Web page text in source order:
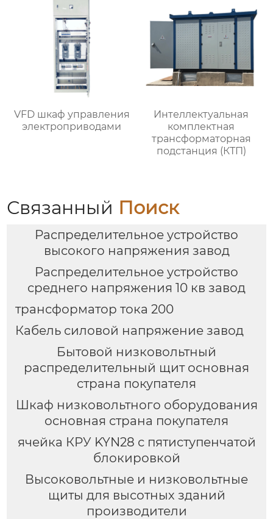
VFD шкаф управления
электроприводами
Интеллектуальная
комплектная
трансформаторная
подстанция (КТП)
Связанный Поиск
Распределительное устройство
высокого напряжения завод
Распределительное устройство
среднего напряжения 10 кв завод
трансформатор тока 200
Кабель силовой напряжение завод
Бытовой низковольтный
распределительный щит основная
страна покупателя
Шкаф низковольтного оборудования
основная страна покупателя
ячейка КРУ KYN28 с пятиступенчатой
блокировкой
Высоковольтные и низковольтные
щиты для высотных зданий
производители